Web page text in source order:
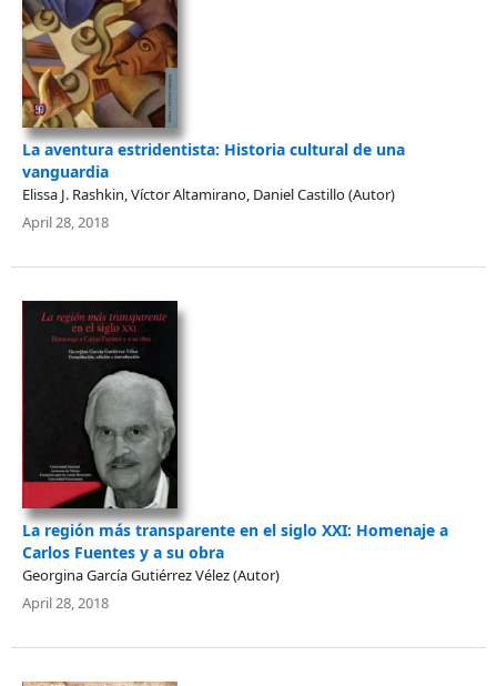
La aventura estridentista: Historia cultural de una
vanguardia
Elissa J. Rashkin, Víctor Altamirano, Daniel Castillo (Autor)
April 28, 2018
La región más transparente en el siglo XXI: Homenaje a
Carlos Fuentes y a su obra
Georgina García Gutiérrez Vélez (Autor)
April 28, 2018